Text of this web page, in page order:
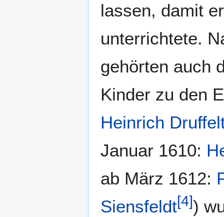
lassen, damit
unterrichtete.
gehörten auch
Kinder zu den
Heinrich
Januar 1610:
ab März 1612:
Siensfeldt[4])